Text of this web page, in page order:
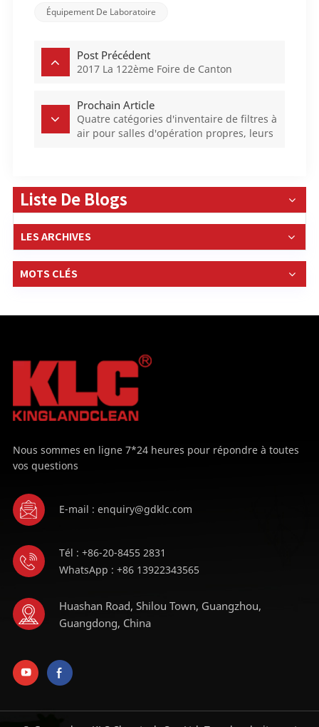
Équipement De Laboratoire
Post Précédent
2017 La 122ème Foire de Canton
Prochain Article
Quatre catégories d'inventaire de filtres à
air pour salles d'opération propres, leurs
Liste De Blogs
LES ARCHIVES
MOTS CLÉS
Nous sommes en ligne 7*24 heures pour répondre à toutes
vos questions
E-mail : enquiry@gdklc.com
Tél : +86-20-8455 2831
WhatsApp : +86 13922343565
Huashan Road, Shilou Town, Guangzhou,
Guangdong, China